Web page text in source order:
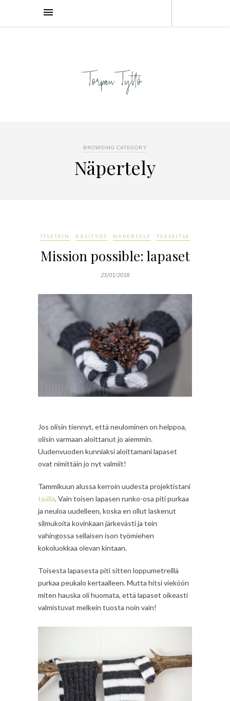
BROWSING CATEGORY
Näpertely
ITSETEIN KÄSITYÖT NÄPERTELY TEESEITSE
Mission possible: lapaset
25/01/2018
Jos olisin tiennyt, että neulominen on helppoa,
olisin varmaan aloittanut jo aiemmin.
Uudenvuoden kunniaksi aloittamani lapaset
ovat nimittäin jo nyt valmiit!
Tammikuun alussa kerroin uudesta projektistani
täällä. Vain toisen lapasen runko-osa piti purkaa
ja neuloa uudelleen, koska en ollut laskenut
silmukoita kovinkaan järkevästi ja tein
vahingossa sellaisen ison työmiehen
kokoluokkaa olevan kintaan.
Toisesta lapasesta piti sitten loppumetreillä
purkaa peukalo kertaalleen. Mutta hitsi vieköön
miten hauska oli huomata, että lapaset oikeasti
valmistuvat melkein tuosta noin vain!